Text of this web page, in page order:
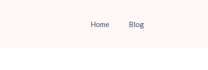
Home Blog